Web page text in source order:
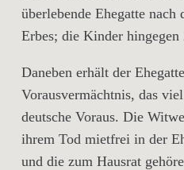
überlebende Ehegatte nach
Erbes; die Kinder hingegen
Daneben erhält der
Vorausvermächtnis, das
deutsche Voraus. Die
ihrem Tod mietfrei in der
und die zum Hausrat